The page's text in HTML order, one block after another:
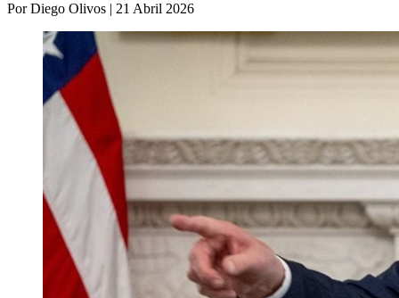
Por Diego Olivos | 21 Abril 2026